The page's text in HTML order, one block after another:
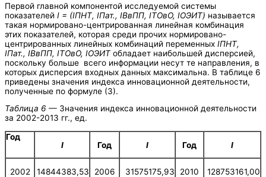
Первой главной компонентой исследуемой системы
показателей I = (IПНТ, IПат., IВвПП, IТОвО, IОЭИТ) называется
такая нормировано-центрированная линейная комбинация
этих показателей, которая среди прочих нормировано-
центрированных линейных комбинаций переменных IПНТ,
IПат., IВвПП, IТОвО, IОЭИТ обладает наибольшей дисперсией,
поскольку больше всего информации несут те направления, в
которых дисперсия входных данных максимальна. В таблице 6
приведены значения индекса инновационной деятельности,
полученные по формуле (3).
Таблица 6 — Значения индекса инновационной деятельности
за 2002-2013 гг., ед.
Год
I
Год I Год I
2002 14844383,53 2006 31575175,93 2010 128753161,00